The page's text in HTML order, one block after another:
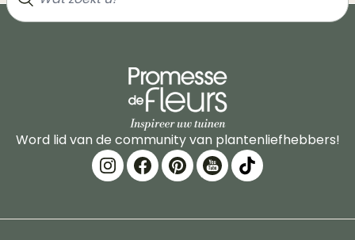
Word lid van de community van plantenliefhebbers!